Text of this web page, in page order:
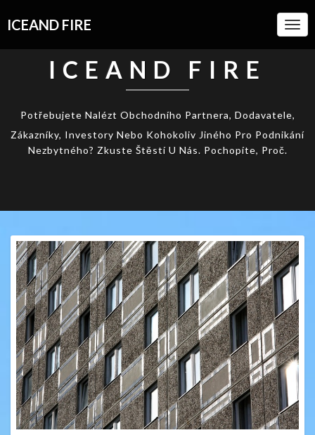
ICEAND FIRE
ICEAND FIRE
Potřebujete Nalézt Obchodního Partnera, Dodavatele,
Zákazníky, Investory Nebo Kohokoliv Jiného Pro Podnikání
Nezbytného? Zkuste Štěstí U Nás. Pochopíte, Proč.